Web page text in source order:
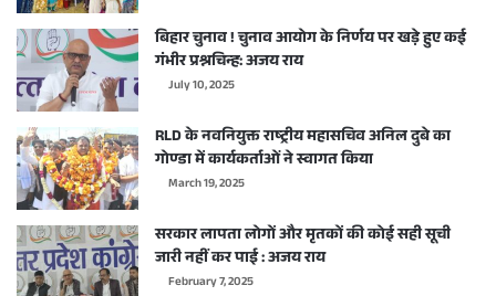
बिहार चुनाव ! चुनाव आयोग के निर्णय पर खड़े हुए कई
गंभीर प्रश्नचिन्ह: अजय राय
July 10, 2025
RLD के नवनियुक्त राष्ट्रीय महासचिव अनिल दुबे का
गोण्डा में कार्यकर्ताओं ने स्वागत किया
March 19, 2025
सरकार लापता लोगों और मृतकों की कोई सही सूची
जारी नहीं कर पाई : अजय राय
February 7, 2025